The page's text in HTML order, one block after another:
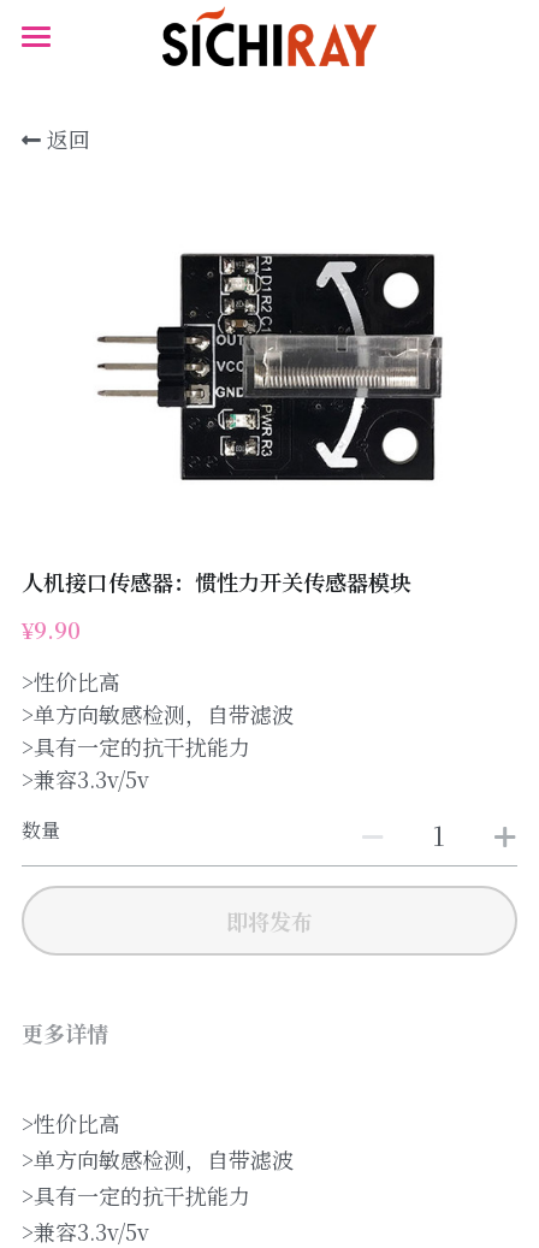
产品商城
关于我们
返回
人机接口传感器：惯性力开关传感器模块
¥9.90
>性价比高
>单方向敏感检测，自带滤波
>具有一定的抗干扰能力
>兼容3.3v/5v
数量
即将发布
更多详情
>性价比高
>单方向敏感检测，自带滤波
>具有一定的抗干扰能力
>兼容3.3v/5v
商品分类
博客分类
生物传感器